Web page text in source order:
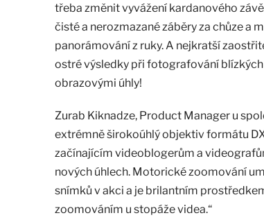
třeba změnit vyvážení kardanového
čisté a nerozmazané záběry za chůze a
panorámování z ruky. A nejkratší
ostré výsledky při fotografování
obrazovými úhly!
Zurab Kiknadze, Product Manager u
extrémně širokoúhlý objektiv formátu
začínajícím videoblogerům a
nových úhlech. Motorické zoomování
snímků v akci a je brilantním
zoomováním u stopáže videa.“